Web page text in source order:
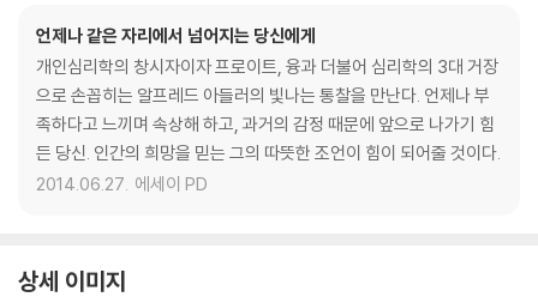
언제나 같은 자리에서 넘어지는 당신에게
개인심리학의 창시자이자 프로이트, 융과 더불어 심리학의 3대 거장
으로 손꼽히는 알프레드 아들러의 빛나는 통찰을 만난다. 언제나 부
족하다고 느끼며 속상해 하고, 과거의 감정 때문에 앞으로 나가기 힘
든 당신. 인간의 희망을 믿는 그의 따뜻한 조언이 힘이 되어줄 것이다.
2014.06.27. 에세이 PD
상세 이미지